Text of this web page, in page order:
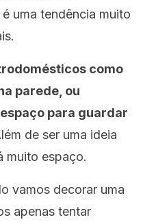
uma tendência muito
como
parede, ou
para guardar
de ser uma ideia
muito espaço.
vamos decorar uma
apenas tentar